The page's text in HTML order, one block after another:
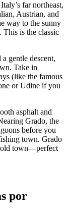
far northeast,
Austrian, and
way to the sunny
This is the classic
gentle descent,
Take in
(like the famous
or Udine if you
asphalt and
Grado, the
before you
town. Grado
old town—perfect
por